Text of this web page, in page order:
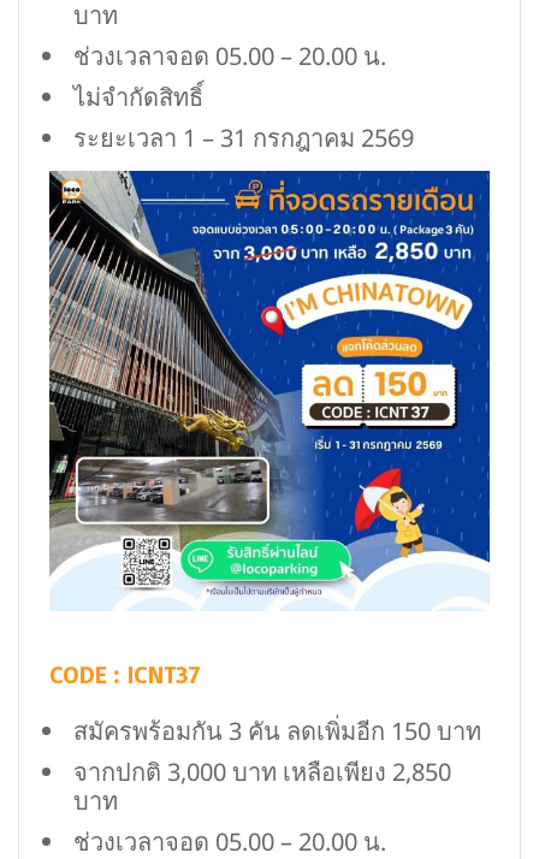
บาท
ช่วงเวลาจอด 05.00 – 20.00 น.
ไม่จำกัดสิทธิ์
ระยะเวลา 1 – 31 กรกฎาคม 2569
CODE : ICNT37
สมัครพร้อมกัน 3 คัน ลดเพิ่มอีก 150 บาท
จากปกติ 3,000 บาท เหลือเพียง 2,850
บาท
ช่วงเวลาจอด 05.00 – 20.00 น.